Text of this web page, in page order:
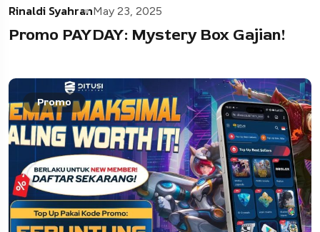
Rinaldi SyahranMay 23, 2025
Promo PAYDAY: Mystery Box Gajian!
Promo